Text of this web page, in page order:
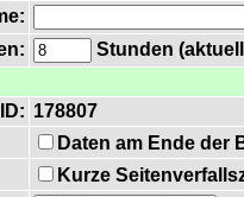
Stunden
178807
Daten am Ende der
Kurze